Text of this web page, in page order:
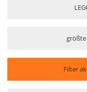
größte
Filter